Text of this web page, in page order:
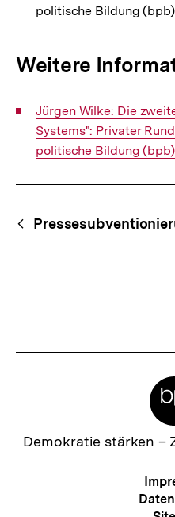
politische Bildung (bpb)
Weitere
Interner
Link:
Jürgen Wilke: Die
Systems": Privater
politische Bildung (bpb)
Content-
Navigation
Zur
Demokratie stärken –